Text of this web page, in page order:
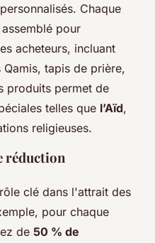
Chaque
pour
acheteurs, incluant
Qamis, tapis de prière,
produits permet de
telles que l’Aïd,
religieuses.
réduction
clé dans l'attrait des
pour chaque
de 50 % de